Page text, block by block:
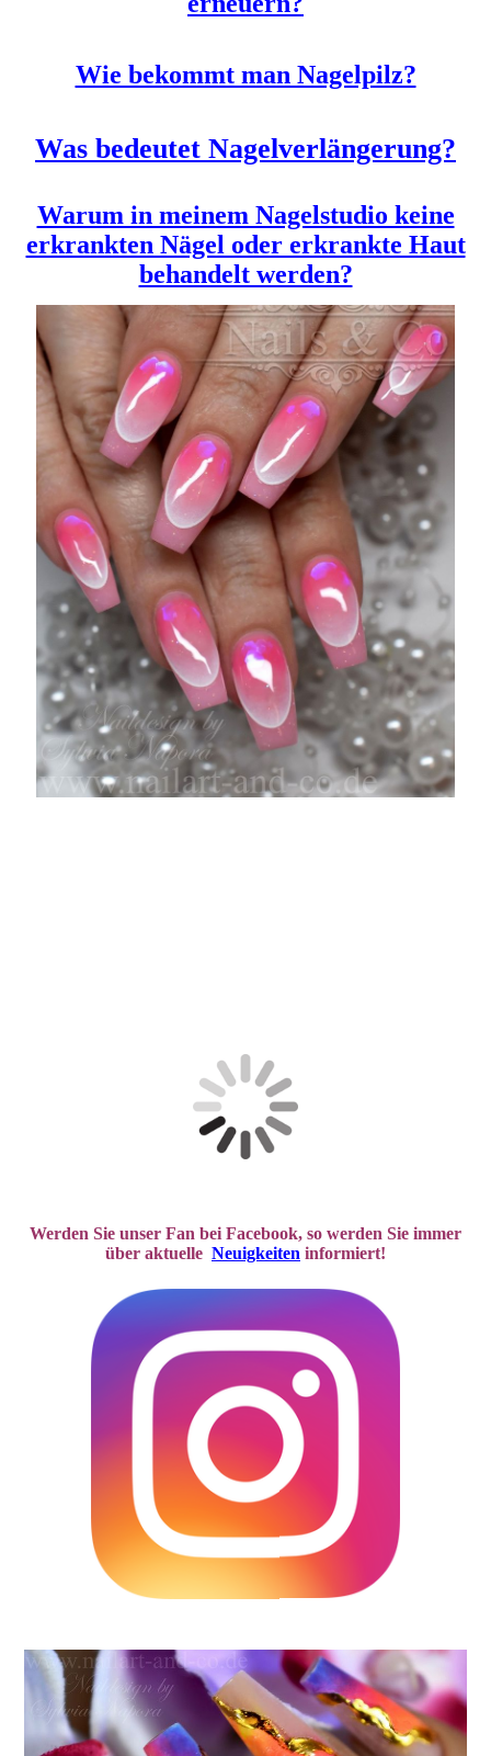
Wie bekommt man Nagelpilz?
Was bedeutet Nagelverlängerung?
Warum in meinem Nagelstudio keine
erkrankten Nägel oder erkrankte Haut
behandelt werden?
Werden Sie unser Fan bei Facebook, so werden Sie immer
über aktuelle Neuigkeiten informiert!